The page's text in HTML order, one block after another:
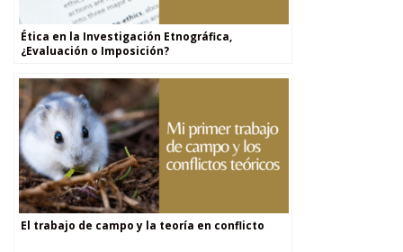
Ética en la Investigación Etnográfica,
¿Evaluación o Imposición?
El trabajo de campo y la teoría en conflicto